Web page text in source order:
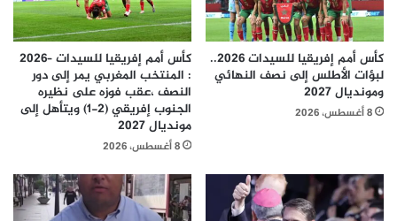
كأس أمم إفريقيا للسيدات 2026..
لبؤات الأطلس إلى نصف النهائي
ومونديال 2027
8 أغسطس، 2026
كأس أمم إفريقيا للسيدات –2026
: المنتخب المغربي يمر إلى دور
النصف ،عقب فوزه على نظيره
الجنوب إفريقي (2-1) ويتأهل إلى
مونديال 2027
8 أغسطس، 2026